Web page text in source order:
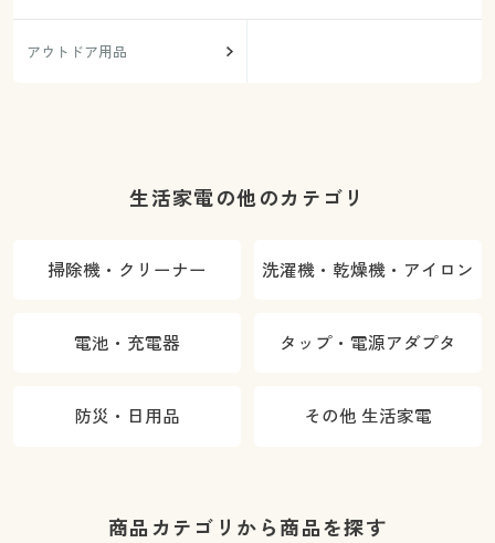
アウトドア用品
生活家電の他のカテゴリ
掃除機・クリーナー 洗濯機・乾燥機・アイロン
電池・充電器 タップ・電源アダプタ
防災・日用品 その他 生活家電
商品カテゴリから商品を探す